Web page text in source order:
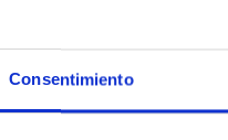
Consentimiento
un